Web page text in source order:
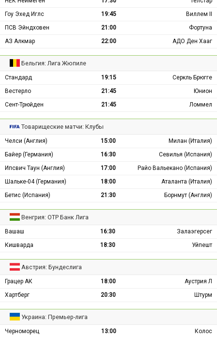
Гоу Эхед Иглс
19:45
Виллем II
ПСВ Эйндховен
21:00
Фортуна
АЗ Алкмар
22:00 АДО Ден Хааг
Бельгия: Лига Жюпиле
Стандард 19:15
Серкль Брюгге
Вестерло
21:45
Юнион
Сент-Трюйден
21:45 Ломмел
Товарищеские матчи: Клубы
Челси (Англия) 15:00
Милан (Италия)
Байер (Германия)
16:30
Севилья (Испания)
Ипсвич Таун (Англия)
17:00
Райо Вальекано (Испания)
Шальке-04 (Германия)
18:00
Аталанта (Италия)
Бетис (Испания)
21:30 Борнмут (Англия)
Венгрия: ОТР Банк Лига
Вашаш 16:30
Залаэгерсег
Кишварда
18:30 Уйпешт
Австрия: Бундеслига
Грацер АК 18:00
Аустрия Л
Хартберг
20:30 Штурм
Украина: Премьер-лига
Черноморец 13:00
Колос